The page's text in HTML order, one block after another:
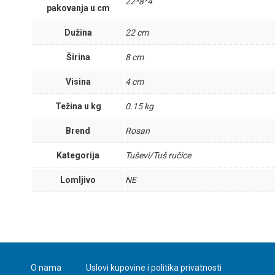
pakovanja u cm
Dužina 22 cm
Širina 8 cm
Visina 4 cm
Težina u kg 0.15 kg
Brend Rosan
Kategorija Tuševi/Tuš ručice
Lomljivo NE
O nama Uslovi kupovine i politika privatnosti